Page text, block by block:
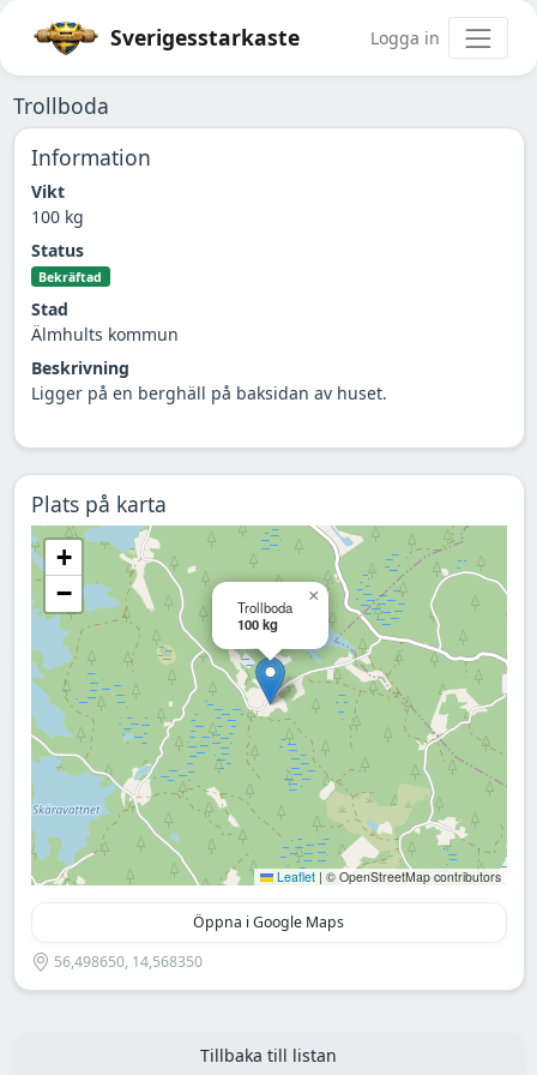
Sverigesstarkaste Logga in
Trollboda
Information
Vikt
100 kg
Status
Bekräftad
Stad
Älmhults kommun
Beskrivning
Ligger på en berghäll på baksidan av huset.
Plats på karta
Trollboda
100 kg
×
+
−
Leaflet | © OpenStreetMap contributors
Öppna i Google Maps
56,498650, 14,568350
Tillbaka till listan